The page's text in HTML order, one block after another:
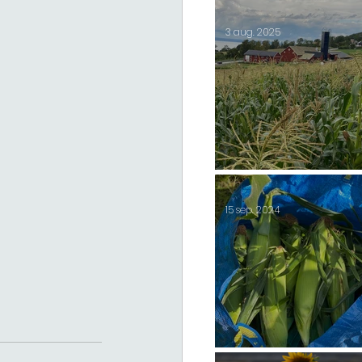
2025 start lördag
Majs 2025
3 aug. 2025
15 sep. 2024